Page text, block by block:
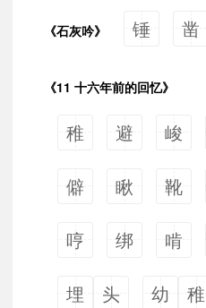
《石灰吟》 锤 凿
《11 十六年前的回忆》
稚 避 峻
僻 瞅 靴
哼 绑 啃
埋 头 幼 稚